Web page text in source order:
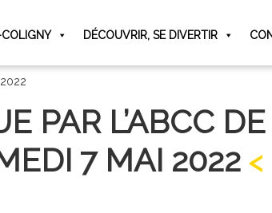
DÉCOUVRIR, SE DIVERTIR
PAR L’ABCC
7 MAI 2022